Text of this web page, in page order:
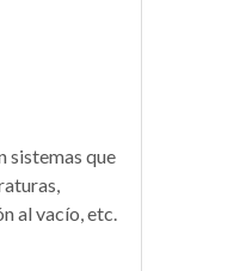
sistemas que
al vacío, etc.